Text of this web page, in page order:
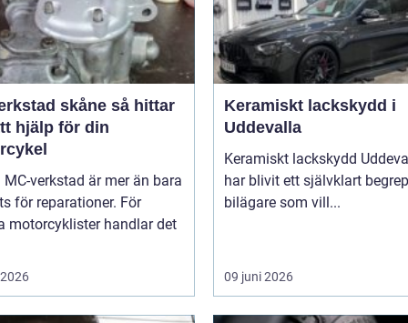
skåne så hittar
hjälp för din
MC-verkstad är mer än bara
för reparationer. För
motorcyklister handlar det
Keramiskt lackskydd i
Uddevalla
Keramiskt lackskydd
har blivit ett självklart
bilägare som vill...
09 juni 2026